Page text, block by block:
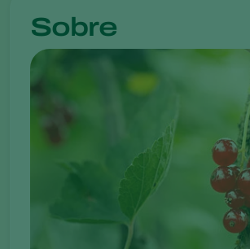
Sobre